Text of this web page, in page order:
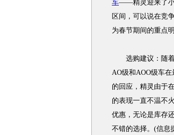
车——精灵迎来了小
区间，可以说在竞
为春节期间的重点
选购建议：随着
AO级和AOO级车
的回应，精灵由于
的表现一直不温不
优惠，无论是库存
不错的选择。(信息